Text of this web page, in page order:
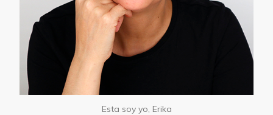
Esta soy yo, Erika